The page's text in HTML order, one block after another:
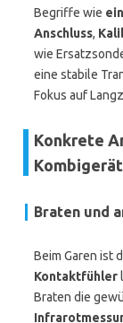
Begriffe wie
Anschluss,
wie
eine stabile
Fokus auf
Konkrete
Braten und
Beim Garen ist
Kontaktfühler
Braten die